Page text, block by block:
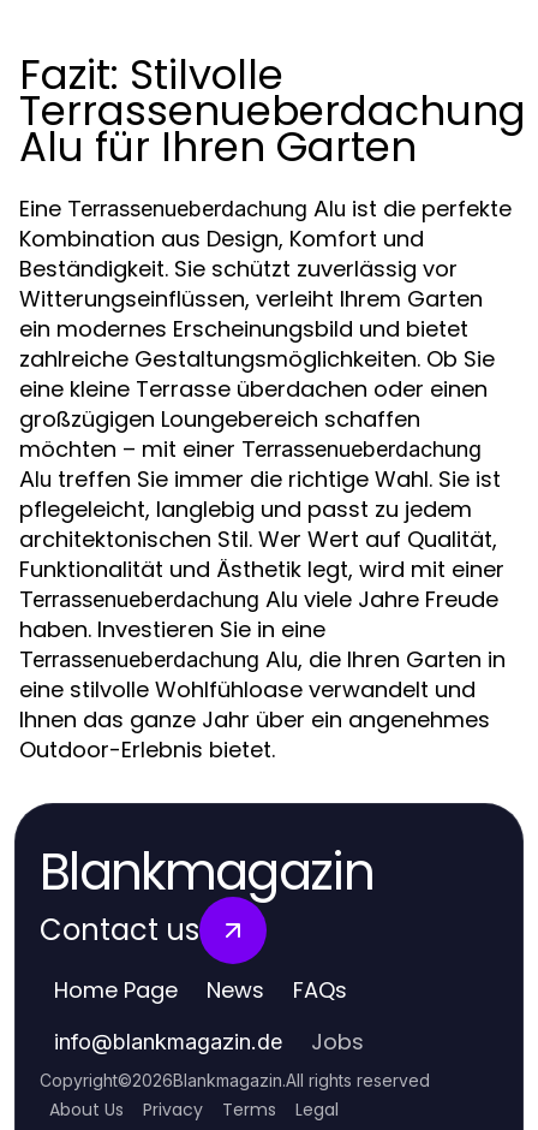
Fazit: Stilvolle
Terrassenueberdachung
Alu für Ihren Garten
Eine Terrassenueberdachung Alu ist die perfekte
Kombination aus Design, Komfort und
Beständigkeit. Sie schützt zuverlässig vor
Witterungseinflüssen, verleiht Ihrem Garten
ein modernes Erscheinungsbild und bietet
zahlreiche Gestaltungsmöglichkeiten. Ob Sie
eine kleine Terrasse überdachen oder einen
großzügigen Loungebereich schaffen
möchten – mit einer Terrassenueberdachung
Alu treffen Sie immer die richtige Wahl. Sie ist
pflegeleicht, langlebig und passt zu jedem
architektonischen Stil. Wer Wert auf Qualität,
Funktionalität und Ästhetik legt, wird mit einer
Terrassenueberdachung Alu viele Jahre Freude
haben. Investieren Sie in eine
Terrassenueberdachung Alu, die Ihren Garten in
eine stilvolle Wohlfühloase verwandelt und
Ihnen das ganze Jahr über ein angenehmes
Outdoor-Erlebnis bietet.
Blankmagazin
Contact us
Home Page News FAQs
info@blankmagazin.de Jobs
Copyright©2026Blankmagazin.All rights reserved
About Us Privacy Terms Legal